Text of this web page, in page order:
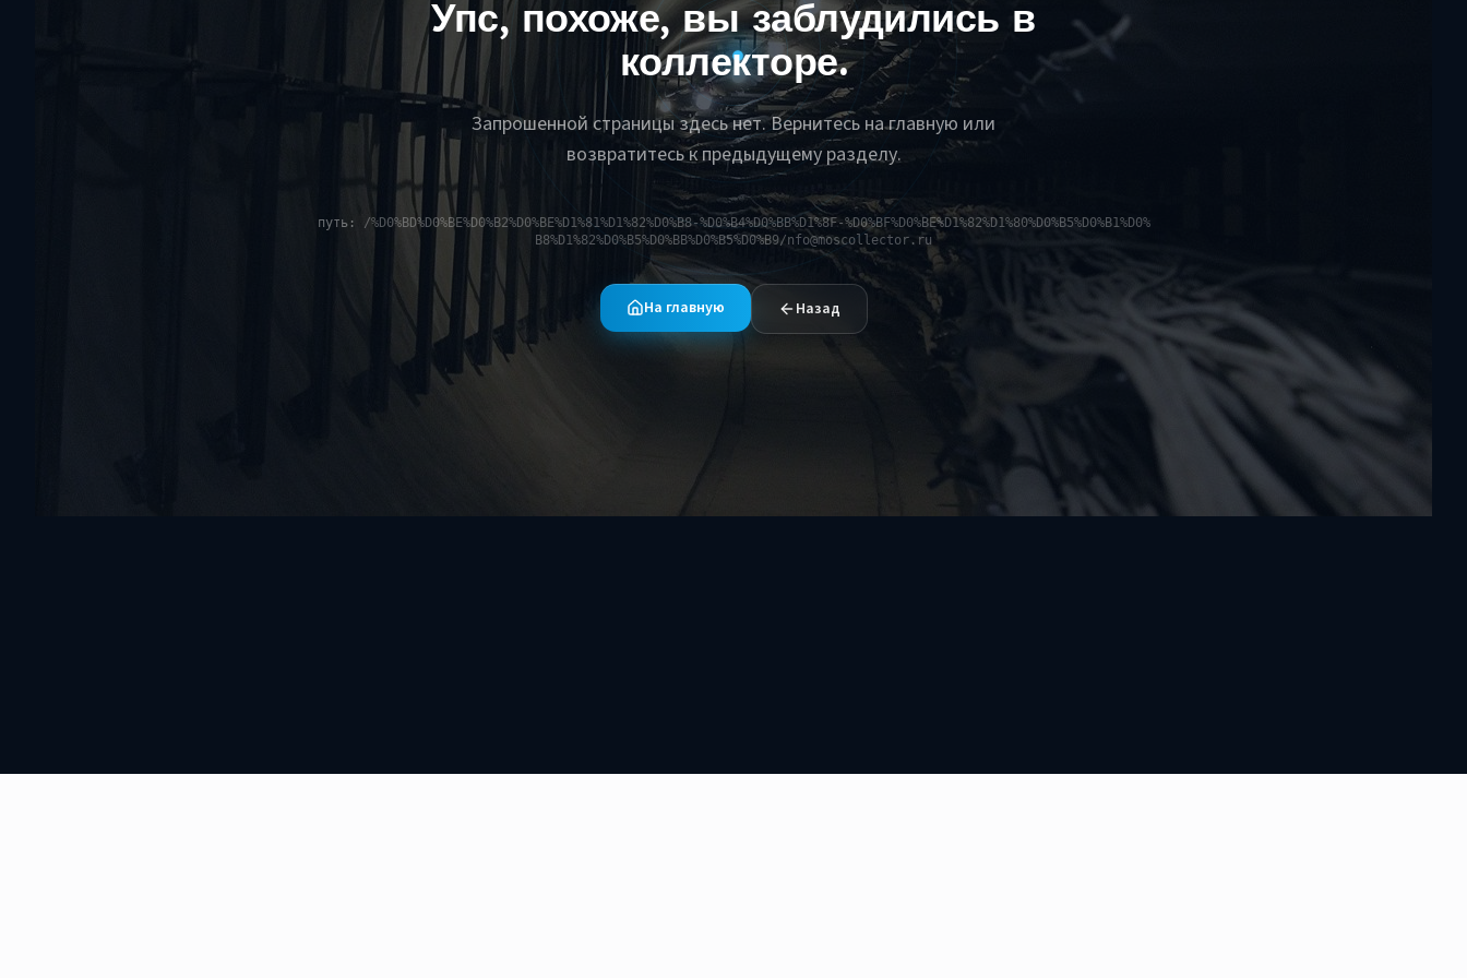
Упс, похоже, вы заблудились в
коллекторе.
Запрошенной страницы здесь нет. Вернитесь на главную или
возвратитесь к предыдущему разделу.
путь:
/%D0%BD%D0%BE%D0%B2%D0%BE%D1%81%D1%82%D0%B8-%D0%B4%D0%BB%D1%8F-%D0%BF%D0%BE%D1%82%D1%80%D0%B5%D0%B1%D0%
B8%D1%82%D0%B5%D0%BB%D0%B5%D0%B9/nfo@moscollector.ru
На главную Назад